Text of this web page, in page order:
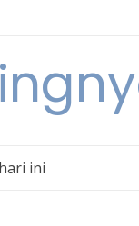
ini